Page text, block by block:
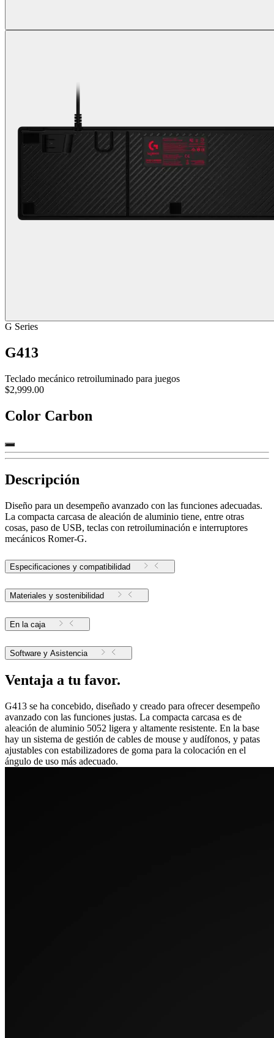
G Series
G413
Teclado mecánico retroiluminado para juegos
$2,999.00
Color Carbon
Descripción
Diseño para un desempeño avanzado con las funciones adecuadas.
La compacta carcasa de aleación de aluminio tiene, entre otras
cosas, paso de USB, teclas con retroiluminación e interruptores
mecánicos Romer-G.
Especificaciones y compatibilidad
Materiales y sostenibilidad
En la caja
Software y Asistencia
Ventaja a tu favor.
G413 se ha concebido, diseñado y creado para ofrecer desempeño
avanzado con las funciones justas. La compacta carcasa es de
aleación de aluminio 5052 ligera y altamente resistente. En la base
hay un sistema de gestión de cables de mouse y audífonos, y patas
ajustables con estabilizadores de goma para la colocación en el
ángulo de uso más adecuado.